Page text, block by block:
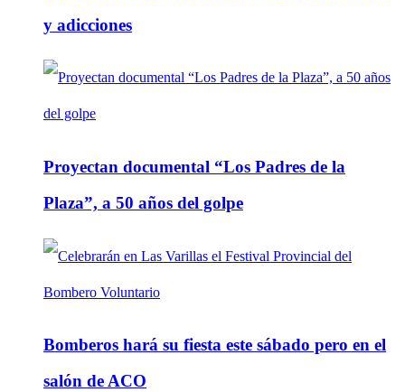
y adicciones
Proyectan documental “Los Padres de la
Plaza”, a 50 años del golpe
Bomberos hará su fiesta este sábado pero en el
salón de ACO